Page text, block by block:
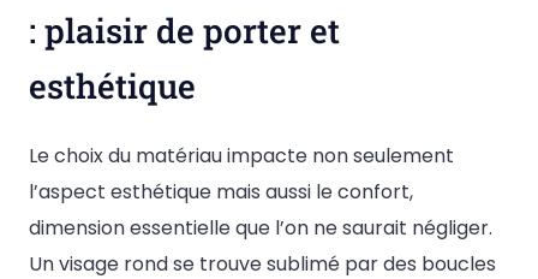
: plaisir de porter et
esthétique
Le choix du matériau impacte non seulement
l’aspect esthétique mais aussi le confort,
dimension essentielle que l’on ne saurait négliger.
Un visage rond se trouve sublimé par des boucles